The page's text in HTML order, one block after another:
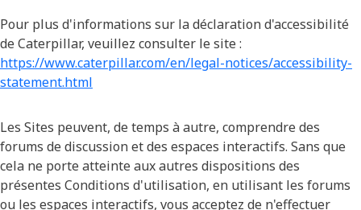
Pour plus d'informations sur la déclaration d'accessibilité
de Caterpillar, veuillez consulter le site :
https://www.caterpillar.com/en/legal-notices/accessibility-
statement.html
Les Sites peuvent, de temps à autre, comprendre des
forums de discussion et des espaces interactifs. Sans que
cela ne porte atteinte aux autres dispositions des
présentes Conditions d'utilisation, en utilisant les forums
ou les espaces interactifs, vous acceptez de n'effectuer